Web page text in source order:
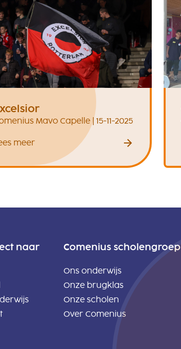
Mavo Capelle | 15-11-2025
meer
naar Comenius scholengroep
Ons onderwijs
Onze brugklas
Onze scholen
Over Comenius